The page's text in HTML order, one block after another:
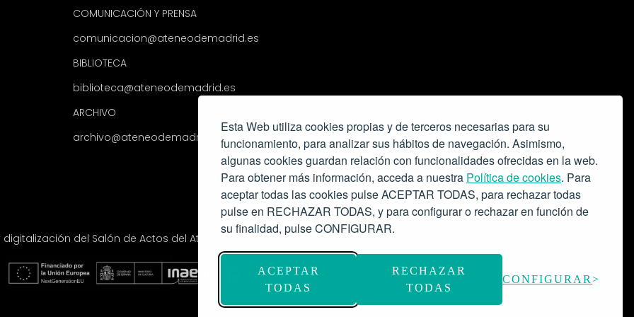
Esta Web utiliza cookies propias y de terceros necesarias para su
funcionamiento, para analizar sus hábitos de navegación. Asimismo,
algunas cookies guardan relación con funcionalidades ofrecidas en la web.
Para obtener más información, acceda a nuestra Política de cookies. Para
aceptar todas las cookies pulse ACEPTAR TODAS, para rechazar todas
pulse en RECHAZAR TODAS, y para configurar o rechazar en función de
su finalidad, pulse CONFIGURAR.
ACEPTAR
TODAS
RECHAZAR
TODAS
CONFIGURAR
COMUNICACIÓN Y PRENSA
comunicacion@ateneodemadrid.es
BIBLIOTECA
biblioteca@ateneodemadrid.es
ARCHIVO
archivo@ateneodemadrid.es
del Salón de Actos del Ateneo de Madrid como espacio escénico-musical.